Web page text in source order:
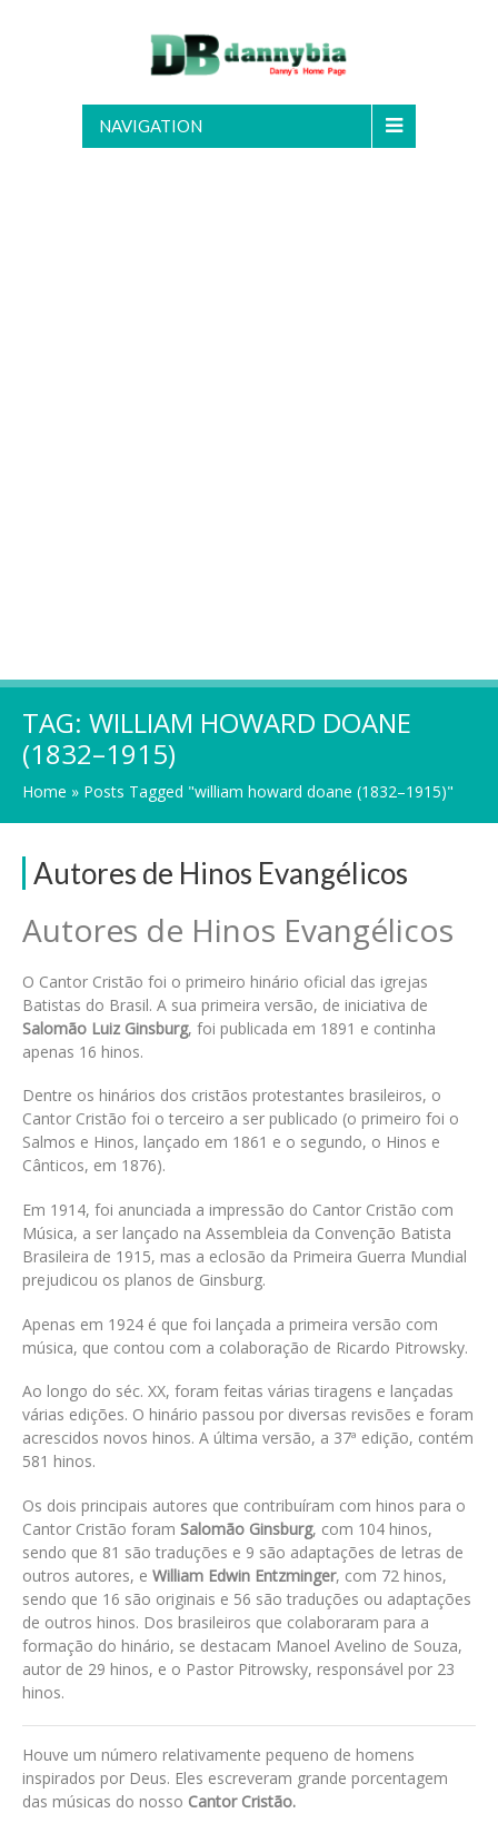
NAVIGATION
TAG: WILLIAM HOWARD DOANE
(1832–1915)
Home » Posts Tagged "william howard doane (1832–1915)"
Autores de Hinos Evangélicos
Autores de Hinos Evangélicos
O Cantor Cristão foi o primeiro hinário oficial das igrejas
Batistas do Brasil. A sua primeira versão, de iniciativa de
Salomão Luiz Ginsburg, foi publicada em 1891 e continha
apenas 16 hinos.
Dentre os hinários dos cristãos protestantes brasileiros, o
Cantor Cristão foi o terceiro a ser publicado (o primeiro foi o
Salmos e Hinos, lançado em 1861 e o segundo, o Hinos e
Cânticos, em 1876).
Em 1914, foi anunciada a impressão do Cantor Cristão com
Música, a ser lançado na Assembleia da Convenção Batista
Brasileira de 1915, mas a eclosão da Primeira Guerra Mundial
prejudicou os planos de Ginsburg.
Apenas em 1924 é que foi lançada a primeira versão com
música, que contou com a colaboração de Ricardo Pitrowsky.
Ao longo do séc. XX, foram feitas várias tiragens e lançadas
várias edições. O hinário passou por diversas revisões e foram
acrescidos novos hinos. A última versão, a 37ª edição, contém
581 hinos.
Os dois principais autores que contribuíram com hinos para o
Cantor Cristão foram Salomão Ginsburg, com 104 hinos,
sendo que 81 são traduções e 9 são adaptações de letras de
outros autores, e William Edwin Entzminger, com 72 hinos,
sendo que 16 são originais e 56 são traduções ou adaptações
de outros hinos. Dos brasileiros que colaboraram para a
formação do hinário, se destacam Manoel Avelino de Souza,
autor de 29 hinos, e o Pastor Pitrowsky, responsável por 23
hinos.
Houve um número relativamente pequeno de homens
inspirados por Deus. Eles escreveram grande porcentagem
das músicas do nosso Cantor Cristão.